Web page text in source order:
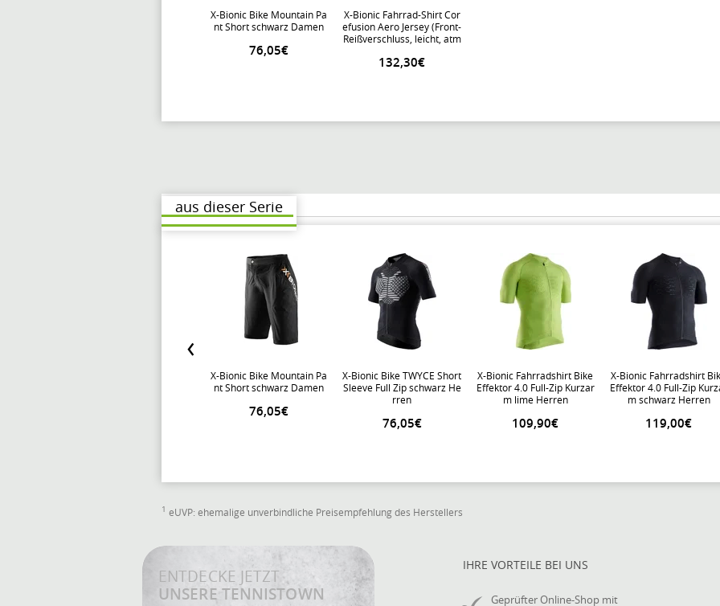
X-Bionic Bike Mountain Pa
nt Short schwarz Damen
76,05€
X-Bionic Fahrrad-Shirt Cor
efusion Aero Jersey (Front-
Reißverschluss, leicht, atm
men
132,30€
aus dieser Serie
X-Bionic Bike Mountain Pa
nt Short schwarz Damen
76,05€
X-Bionic Bike TWYCE Short
Sleeve Full Zip schwarz He
rren
76,05€
X-Bionic Fahrradshirt Bike
Effektor 4.0 Full-Zip Kurzar
m lime Herren
109,90€
X-Bionic Fahrradshirt
Effektor 4.0 Full-Zip
m schwarz Herren
119,00€
1 eUVP: ehemalige unverbindliche Preisempfehlung des Herstellers
ENTDECKE JETZT
UNSERE TENNISTOWN
IHRE VORTEILE BEI UNS
Geprüfter Online-Shop mit